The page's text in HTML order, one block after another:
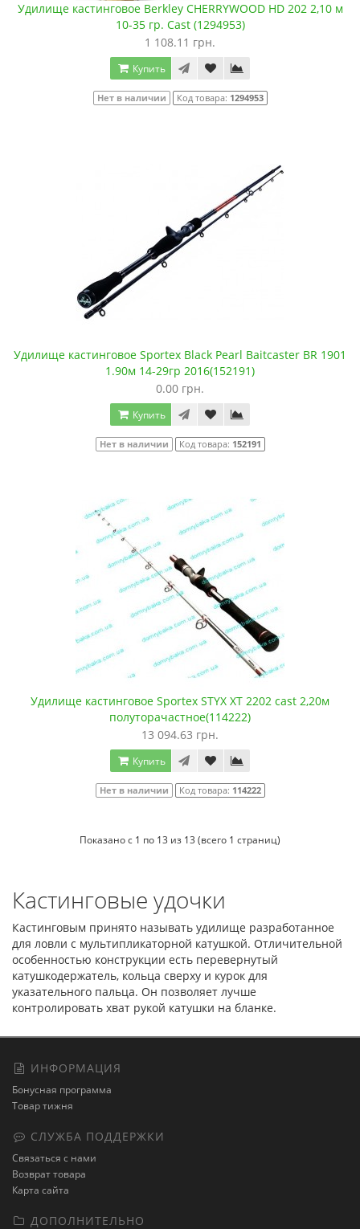
Удилище кастинговое Berkley CHERRYWOOD HD 202 2,10 м
10-35 гр. Cast (1294953)
1 108.11 грн.
Купить
Нет в наличии Код товара: 1294953
Удилище кастинговое Sportex Black Pearl Baitcaster BR 1901
1.90м 14-29гр 2016(152191)
0.00 грн.
Купить
Нет в наличии Код товара: 152191
Удилище кастинговое Sportex STYX XT 2202 cast 2,20м
полуторачастное(114222)
13 094.63 грн.
Купить
Нет в наличии Код товара: 114222
Показано с 1 по 13 из 13 (всего 1 страниц)
Кастинговые удочки
Кастинговым принято называть удилище разработанное
для ловли с мультипликаторной катушкой. Отличительной
особенностью конструкции есть перевернутый
катушкодержатель, кольца сверху и курок для
указательного пальца. Он позволяет лучше
контролировать хват рукой катушки на бланке.
ИНФОРМАЦИЯ
Бонусная программа
Товар тижня
СЛУЖБА ПОДДЕРЖКИ
Связаться с нами
Возврат товара
Карта сайта
ДОПОЛНИТЕЛЬНО